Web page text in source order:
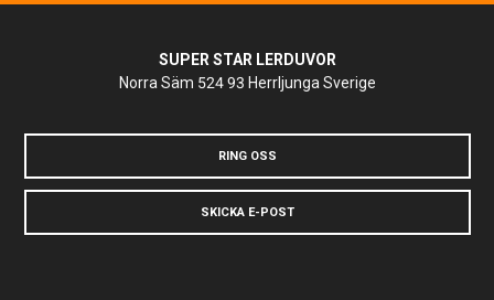
SUPER STAR LERDUVOR
Norra Säm 524 93 Herrljunga Sverige
RING OSS
SKICKA E-POST